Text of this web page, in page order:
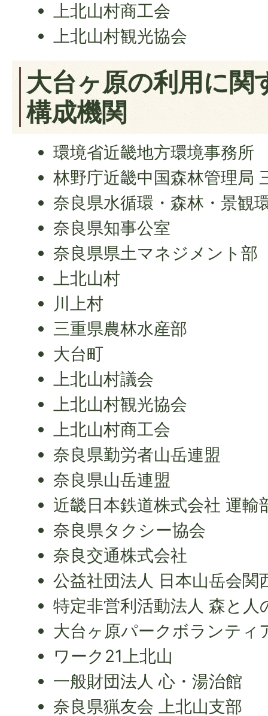
上北山村商工会
上北山村観光協会
大台ヶ原の利用に関
構成機関
環境省近畿地方環境事務所
林野庁近畿中国森林管理局
奈良県水循環・森林・景観
奈良県知事公室
奈良県県土マネジメント部
上北山村
川上村
三重県農林水産部
大台町
上北山村議会
上北山村観光協会
上北山村商工会
奈良県勤労者山岳連盟
奈良県山岳連盟
近畿日本鉄道株式会社 運輸
奈良県タクシー協会
奈良交通株式会社
公益社団法人 日本山岳会関
特定非営利活動法人 森と
大台ヶ原パークボランティ
ワーク21上北山
一般財団法人 心・湯治館
奈良県猟友会 上北山支部